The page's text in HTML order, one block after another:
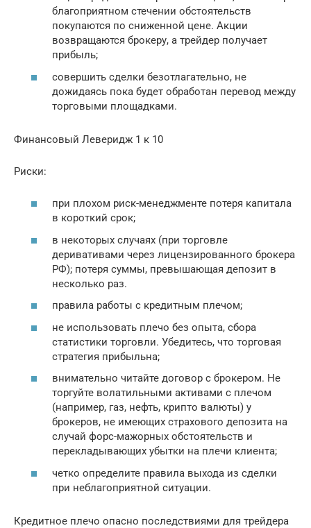
благоприятном стечении обстоятельств
покупаются по сниженной цене. Акции
возвращаются брокеру, а трейдер получает
прибыль;
совершить сделки безотлагательно, не
дожидаясь пока будет обработан перевод между
торговыми площадками.
Финансовый Леверидж 1 к 10
Риски:
при плохом риск-менеджменте потеря капитала
в короткий срок;
в некоторых случаях (при торговле
деривативами через лицензированного брокера
РФ); потеря суммы, превышающая депозит в
несколько раз.
правила работы с кредитным плечом;
не использовать плечо без опыта, сбора
статистики торговли. Убедитесь, что торговая
стратегия прибыльна;
внимательно читайте договор с брокером. Не
торгуйте волатильными активами c плечом
(например, газ, нефть, крипто валюты) у
брокеров, не имеющих страхового депозита на
случай форс-мажорных обстоятельств и
перекладывающих убытки на плечи клиента;
четко определите правила выхода из сделки
при неблагоприятной ситуации.
Кредитное плечо опасно последствиями для трейдера